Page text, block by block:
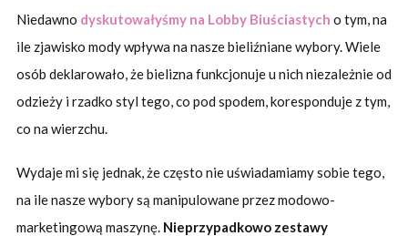
Niedawno dyskutowałyśmy na Lobby Biuściastych o tym, na
ile zjawisko mody wpływa na nasze bieliźniane wybory. Wiele
osób deklarowało, że bielizna funkcjonuje u nich niezależnie od
odzieży i rzadko styl tego, co pod spodem, koresponduje z tym,
co na wierzchu.
Wydaje mi się jednak, że często nie uświadamiamy sobie tego,
na ile nasze wybory są manipulowane przez modowo-
marketingową maszynę. Nieprzypadkowo zestawy